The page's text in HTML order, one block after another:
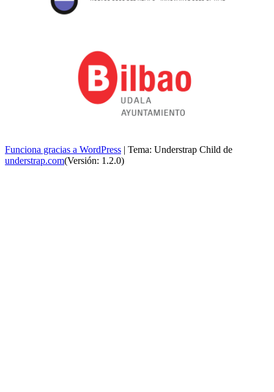
Funciona gracias a WordPress | Tema: Understrap Child de
understrap.com(Versión: 1.2.0)